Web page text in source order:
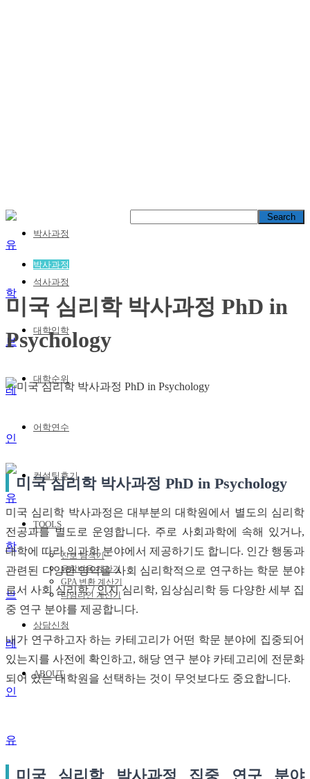
유
박사과정
석사과정
대학입학
대학순위
어학연수
컨설팅후기
TOOLS
진로 탐색기
유학비용 계산기
GPA 변환 계산기
타임라인 계산기
상담신청
ABOUT
박사과정
미국 심리학 박사과정 PhD in
Psychology
미국 심리학 박사과정 PhD in Psychology
미국 심리학 박사과정은 대부분의 대학원에서 별도의 심리학
전공과를 별도로 운영합니다. 주로 사회과학에 속해 있거나,
대학에 따라 의과학 분야에서 제공하기도 합니다. 인간 행동과
관련된 다양한 영역을 사회 심리학적으로 연구하는 학문 분야
로서 사회 심리학 / 인지 심리학, 임상심리학 등 다양한 세부 집
중 연구 분야를 제공합니다.
내가 연구하고자 하는 카테고리가 어떤 학문 분야에 집중되어
있는지를 사전에 확인하고, 해당 연구 분야 카테고리에 전문화
되어 있는 대학원을 선택하는 것이 무엇보다도 중요합니다.
미국 심리학 박사과정 집중 연구 분야